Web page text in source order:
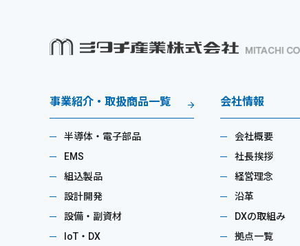
事業紹介・取扱商品一覧
半導体・電子部品
EMS
組込製品
設計開発
設備・副資材
IoT・DX
会社情報
会社概要
社長挨拶
経営理念
沿革
DXの取組み
拠点一覧